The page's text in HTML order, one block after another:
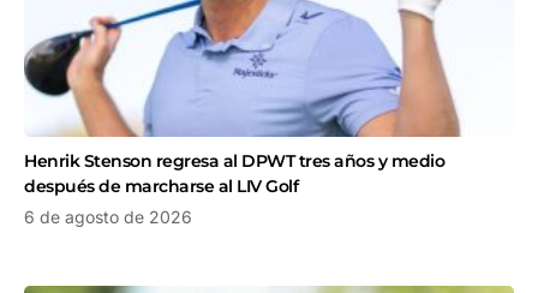
Henrik Stenson regresa al DPWT tres años y medio
después de marcharse al LIV Golf
6 de agosto de 2026